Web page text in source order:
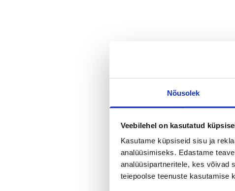
Nõusolek
Veebilehel on kasutatud
Kasutame küpsiseid sisu ja
analüüsimiseks. Edastame
analüüsipartneritele, kes võivad
teiepoolse teenuste kasutamise
Ehk kuidas
Brüsseli
mõjutada?!